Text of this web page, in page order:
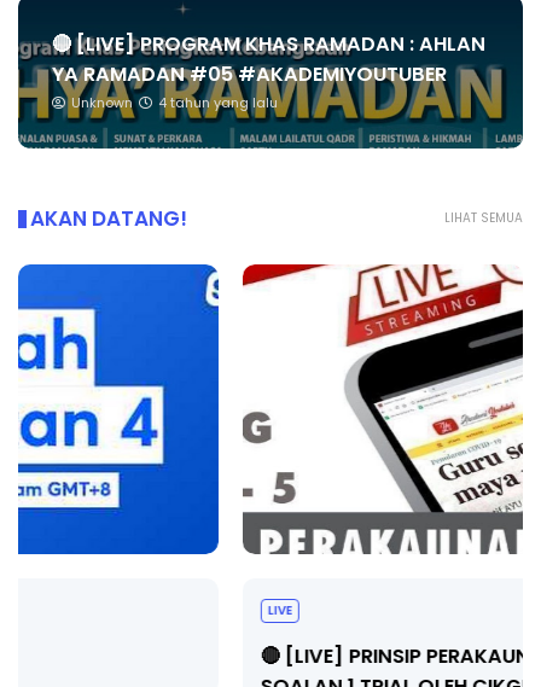
🔴 [LIVE] PROGRAM KHAS RAMADAN : AHLAN
YA RAMADAN #05 #AKADEMIYOUTUBER
Unknown 4 tahun yang lalu
LIHAT SEMUA
AKAN DATANG!
🔴 [LIVE] PRINSIP PERAKAUNAN, BEDAH TUNTAS